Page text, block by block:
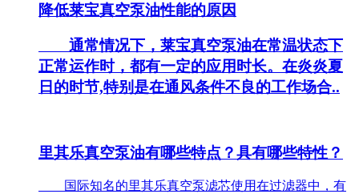
降低莱宝真空泵油性能的原因
通常情况下，莱宝真空泵油在常温状态下
正常运作时，都有一定的应用时长。在炎炎夏
日的时节,特别是在通风条件不良的工作场合..
里其乐真空泵油有哪些特点？具有哪些特性？
国际知名的里其乐真空泵滤芯使用在过滤器中，有